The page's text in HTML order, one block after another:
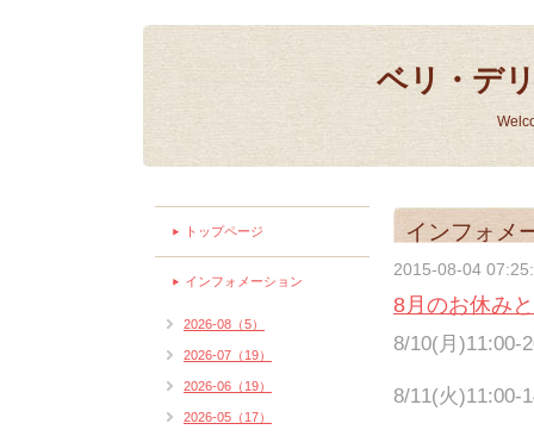
ベリ・デ
インフォメ
2015-08-04
8月のお休み
8/10(月)11:00-
8/11(火)11:00-
トップページ
インフォメーション
2026-08（5）
2026-07（19）
2026-06（19）
2026-05（17）